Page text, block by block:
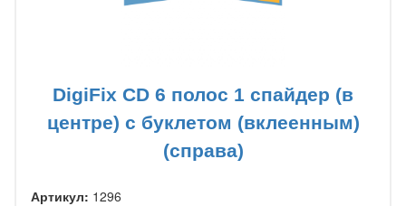
DigiFix CD 6 полос 1 спайдер (в
центре) с буклетом (вклеенным)
(справа)
Артикул: 1296